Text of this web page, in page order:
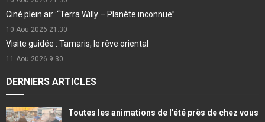
Ciné plein air :“Terra Willy – Planète inconnue”
10 Aou 2026 21:30
Visite guidée : Tamaris, le rêve oriental
11 Aou 2026 9:30
DERNIERS ARTICLES
Toutes les animations de l’été près de chez vous